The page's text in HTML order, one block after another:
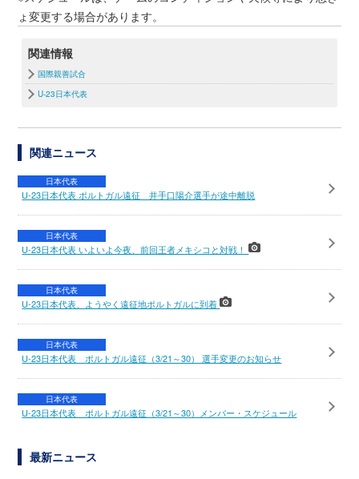
ょ変更する場合があります。
関連情報
国際親善試合
U-23日本代表
関連ニュース
日本代表
U-23日本代表 ポルトガル遠征 井手口陽介選手が途中離脱
日本代表
U-23日本代表 いよいよ今夜、前回王者メキシコと対戦！
日本代表
U-23日本代表、ようやく遠征地ポルトガルに到着
日本代表
U-23日本代表 ポルトガル遠征（3/21～30） 選手変更のお知らせ
日本代表
U-23日本代表 ポルトガル遠征（3/21～30）メンバー・スケジュール
最新ニュース